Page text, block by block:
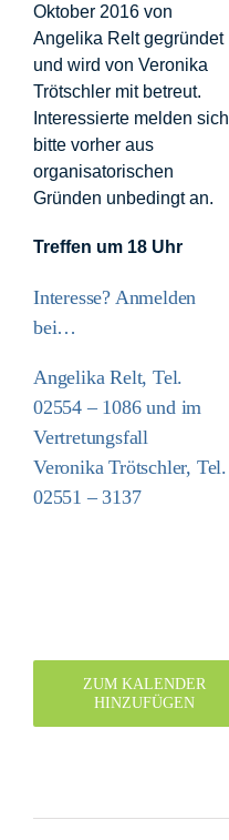
Oktober 2016 von
Angelika Relt gegründet
und wird von Veronika
Trötschler mit betreut.
Interessierte melden sich
bitte vorher aus
organisatorischen
Gründen unbedingt an.
Treffen um 18 Uhr
Interesse? Anmelden
bei…
Angelika Relt, Tel.
02554 – 1086 und im
Vertretungsfall
Veronika Trötschler, Tel.
02551 – 3137
ZUM KALENDER
HINZUFÜGEN